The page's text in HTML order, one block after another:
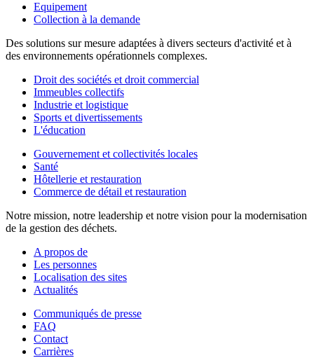
Equipement
Collection à la demande
Des solutions sur mesure adaptées à divers secteurs d'activité et à
des environnements opérationnels complexes.
Droit des sociétés et droit commercial
Immeubles collectifs
Industrie et logistique
Sports et divertissements
L'éducation
Gouvernement et collectivités locales
Santé
Hôtellerie et restauration
Commerce de détail et restauration
Notre mission, notre leadership et notre vision pour la modernisation
de la gestion des déchets.
A propos de
Les personnes
Localisation des sites
Actualités
Communiqués de presse
FAQ
Contact
Carrières